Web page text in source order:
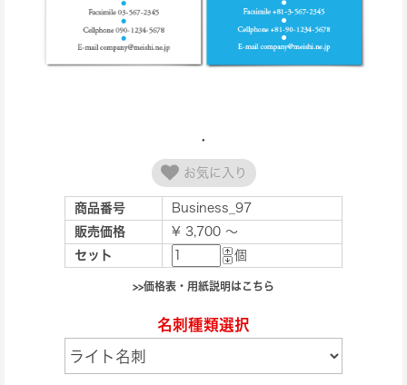
お気に入り
商品番号
Business_97
販売価格
¥ 3,700 ～
セット
個
>>価格表・用紙説明はこちら
名刺種類選択